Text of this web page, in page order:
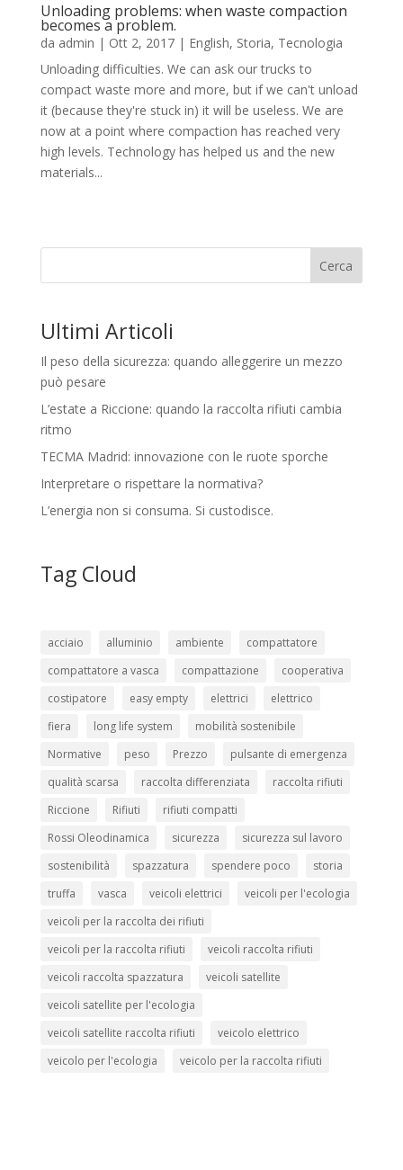
​Unloading problems: when waste compaction
becomes a problem.
da admin | Ott 2, 2017| English, Storia, Tecnologia
Unloading difficulties. We can ask our trucks to
compact waste more and more, but if we can't unload
it (because they're stuck in) it will be useless. We are
now at a point where compaction has reached very
high levels. Technology has helped us and the new
materials...
Cerca
Ultimi Articoli
Il peso della sicurezza: quando alleggerire un mezzo
può pesare
L’estate a Riccione: quando la raccolta rifiuti cambia
ritmo
TECMA Madrid: innovazione con le ruote sporche
Interpretare o rispettare la normativa?
L’energia non si consuma. Si custodisce.
Tag Cloud
acciaio alluminio ambiente
compattatore
compattatore a vasca
compattazione
cooperativa
costipatore
easy empty elettrici
elettrico
fiera
long life system
mobilità sostenibile
Normative
peso Prezzo
pulsante di emergenza
qualità scarsa
raccolta differenziata
raccolta rifiuti
Riccione
Rifiuti
rifiuti compatti
Rossi Oleodinamica
sicurezza
sicurezza sul lavoro
sostenibilità
spazzatura spendere poco
storia
truffa
vasca veicoli elettrici
veicoli per l'ecologia
veicoli per la raccolta dei rifiuti
veicoli per la raccolta rifiuti
veicoli raccolta rifiuti
veicoli raccolta spazzatura
veicoli satellite
veicoli satellite per l'ecologia
veicoli satellite raccolta rifiuti
veicolo elettrico
veicolo per l'ecologia
veicolo per la raccolta rifiuti